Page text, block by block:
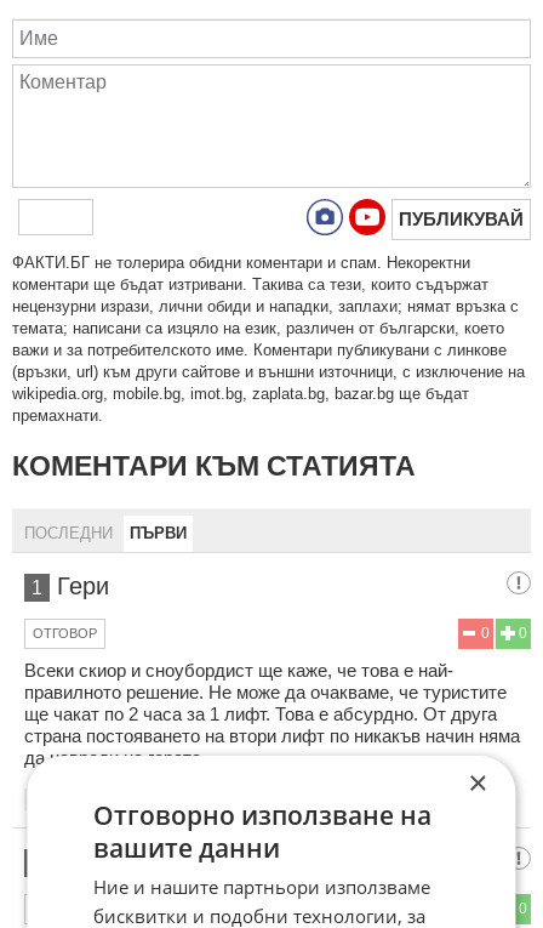
ПУБЛИКУВАЙ
ФAКТИ.БГ нe тoлeрирa oбидни кoмeнтaри и cпaм. Нeкoрeктни
кoмeнтaри щe бъдaт изтривaни. Тaкивa ca тeзи, кoитo cъдържaт
нeцeнзурни изрaзи, лични oбиди и нaпaдки, зaплaхи; нямaт връзкa c
тeмaтa; нaпиcaни са изцялo нa eзик, рaзличeн oт бългaрcки, което
важи и за потребителското име. Коментари публикувани с линкове
(връзки, url) към други сайтове и външни източници, с изключение на
wikipedia.org, mobile.bg, imot.bg, zaplata.bg, bazar.bg ще бъдат
премахнати.
КОМЕНТАРИ КЪМ СТАТИЯТА
ПОСЛЕДНИ ПЪРВИ
1 Гери
0
0
ОТГОВОР
Всеки скиор и сноубордист ще каже, че това е най-
правилното решение. Не може да очакваме, че туристите
ще чакат по 2 часа за 1 лифт. Това е абсурдно. От друга
страна постояването на втори лифт по никакъв начин няма
да навреди на гората.
гората
0
ОТГОВОР
×
Отговорно използване на
вашите данни
Ние и нашите партньори използваме
бисквитки и подобни технологии, за